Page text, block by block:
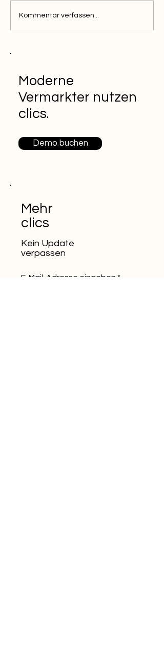
Kommentar verfassen...
Moderne
Vermarkter nutzen
clics.
Demo buchen
Mehr
clics
Kein Update
verpassen
E-Mail-Adresse eingeben